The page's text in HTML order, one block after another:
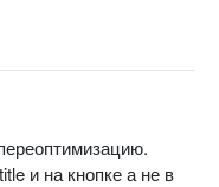
и на кнопке а не в